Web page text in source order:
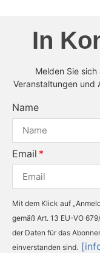
In
Melden Sie
Veranstaltungen und
Name
Email
Mit dem Klick auf
gemäß Art. 13 EU-VO
der Daten für das
einverstanden sind.